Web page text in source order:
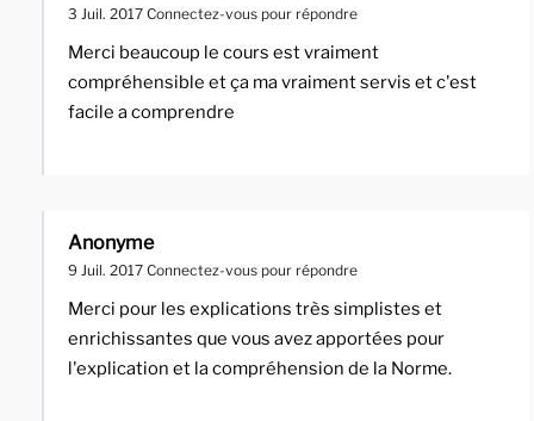
3 Juil. 2017 Connectez-vous pour répondre
Merci beaucoup le cours est vraiment
compréhensible et ça ma vraiment servis et c'est
facile a comprendre
Anonyme
9 Juil. 2017 Connectez-vous pour répondre
Merci pour les explications très simplistes et
enrichissantes que vous avez apportées pour
l'explication et la compréhension de la Norme.